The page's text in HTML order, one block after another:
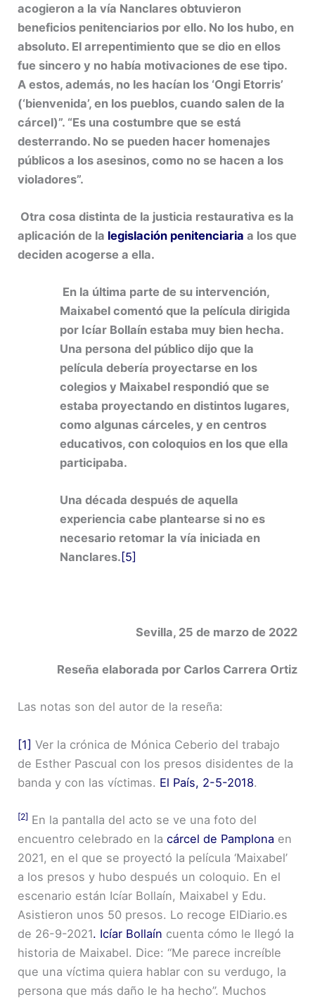
acogieron a la vía Nanclares obtuvieron
beneficios penitenciarios por ello. No los hubo, en
absoluto. El arrepentimiento que se dio en ellos
fue sincero y no había motivaciones de ese tipo.
A estos, además, no les hacían los ‘Ongi Etorris’
(‘bienvenida’, en los pueblos, cuando salen de la
cárcel)”. “Es una costumbre que se está
desterrando. No se pueden hacer homenajes
públicos a los asesinos, como no se hacen a los
violadores”.
Otra cosa distinta de la justicia restaurativa es la
aplicación de la legislación penitenciaria a los que
deciden acogerse a ella.
En la última parte de su intervención,
Maixabel comentó que la película dirigida
por Icíar Bollaín estaba muy bien hecha.
Una persona del público dijo que la
película debería proyectarse en los
colegios y Maixabel respondió que se
estaba proyectando en distintos lugares,
como algunas cárceles, y en centros
educativos, con coloquios en los que ella
participaba.
Una década después de aquella
experiencia cabe plantearse si no es
necesario retomar la vía iniciada en
Nanclares. [5]
Sevilla, 25 de marzo de 2022
Reseña elaborada por Carlos Carrera Ortiz
Las notas son del autor de la reseña:
[1] Ver la crónica de Mónica Ceberio del trabajo
de Esther Pascual con los presos disidentes de la
banda y con las víctimas. El País, 2-5-2018.
[2] En la pantalla del acto se ve una foto del
encuentro celebrado en lacárcel de Pamplona en
2021, en el que se proyectó la película ‘Maixabel’
a los presos y hubo después un coloquio. En el
escenario están Icíar Bollaín, Maixabel y Edu.
Asistieron unos 50 presos. Lo recoge ElDiario.es
de 26-9-2021. Icíar Bollaín cuenta cómo le llegó la
historia de Maixabel. Dice: “Me parece increíble
que una víctima quiera hablar con su verdugo, la
persona que más daño le ha hecho”. Muchos